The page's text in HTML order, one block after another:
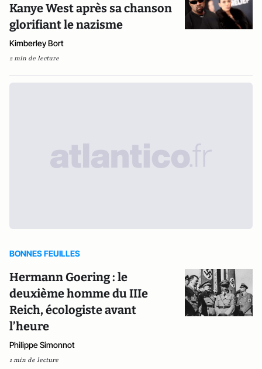
Kanye West après sa chanson
glorifiant le nazisme
Kimberley Bort
2 min de lecture
BONNES FEUILLES
Hermann Goering : le
deuxième homme du IIIe
Reich, écologiste avant
l’heure
Philippe Simonnot
1 min de lecture